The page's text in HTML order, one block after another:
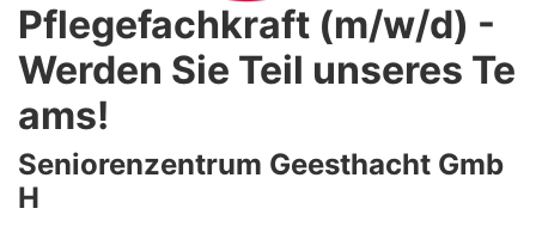
Pflegefachkraft (m/w/d) -
Werden Sie Teil unseres Te
ams!
Seniorenzentrum Geesthacht Gmb
H